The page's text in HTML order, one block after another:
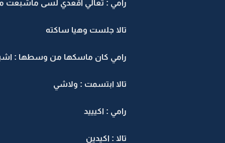
رامي : تعالي اقعدي لسى ماشبعت
تالا جلست وهيا ساكته
رامي كان ماسكها من وسطها :
تالا ابتسمت : ولاشي
رامي : اكيييد
تالا : اكيدين